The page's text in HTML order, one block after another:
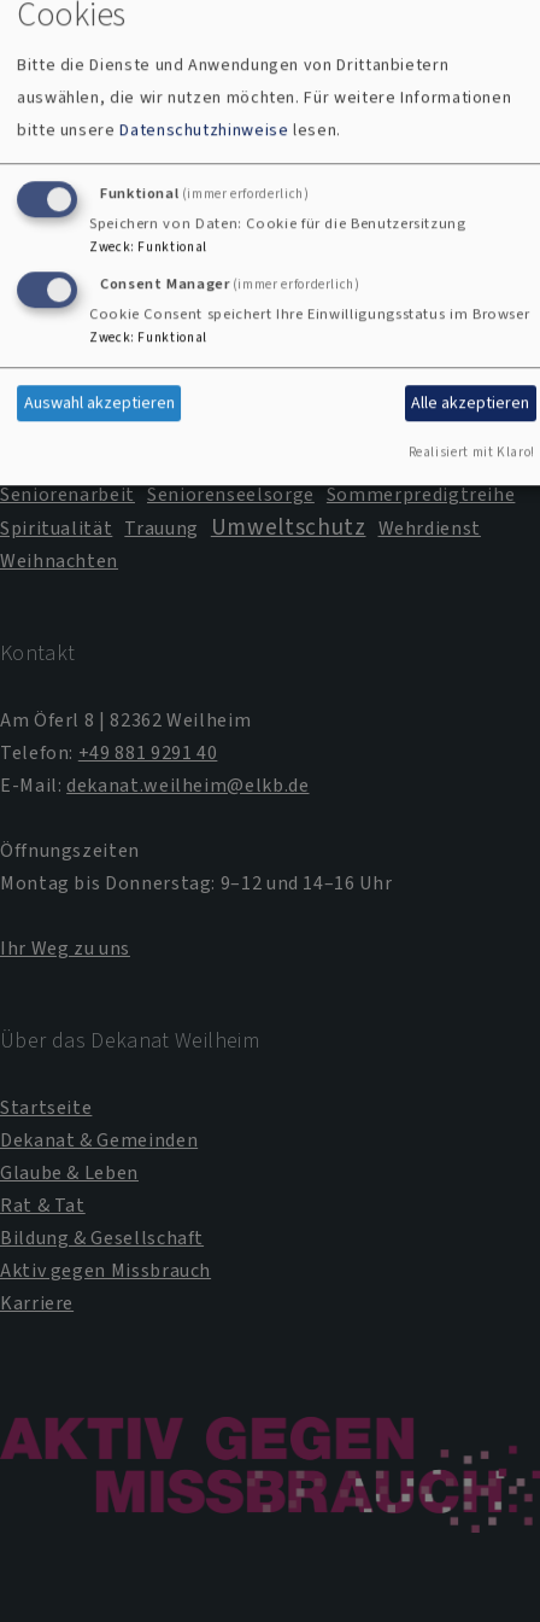
Berufung
Bonhoffer
Dekanatsentwicklung
Dekanatsjugend Demokratie
Diakonie ELKB Erwachsenenbildung
Evangelische Jugend Familie Familienarbeit
Gospelfestival Haus der Kirche Karriere
Kindergarten
Kindertageseinrichtung
Kirche im Urlaub Kircheneintritt
Kirchenmusik KITA Klima
Klinikseelsorge
Kriegsdienstverweigerung Kulturdolmetscher
Naturspiritualität Notfallseelsorge Patientenvorsorge
Pfarramt Pilgern Profil und Konzentration
SeeTalk
Seniorenarbeit Seniorenseelsorge Sommerpredigtreihe
Spiritualität Trauung Umweltschutz Wehrdienst
Weihnachten
Kontakt
Am Öferl 8 | 82362 Weilheim
Telefon: +49 881 9291 40
E-Mail: dekanat.weilheim@elkb.de
Öffnungszeiten
Montag bis Donnerstag: 9–12 und 14–16 Uhr
Ihr Weg zu uns
Über das Dekanat Weilheim
Startseite
Dekanat & Gemeinden
Glaube & Leben
Rat & Tat
Bildung & Gesellschaft
Aktiv gegen Missbrauch
Karriere
Cookies
Bitte die Dienste und Anwendungen von Drittanbietern
auswählen, die wir nutzen möchten.Für weitere Informationen
bitte unsereDatenschutzhinweise lesen.
Funktional (immer erforderlich)
Speichern von Daten: Cookie für die Benutzersitzung
Zweck: Funktional
Consent Manager (immer erforderlich)
Cookie Consent speichert Ihre Einwilligungsstatus im Browser
Zweck: Funktional
Auswahl akzeptieren Alle akzeptieren
Realisiert mit Klaro!